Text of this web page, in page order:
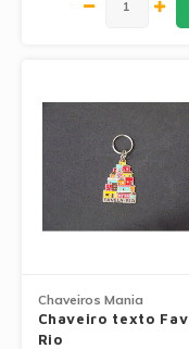
Chaveiros Mania
Chaveiro texto
Rio